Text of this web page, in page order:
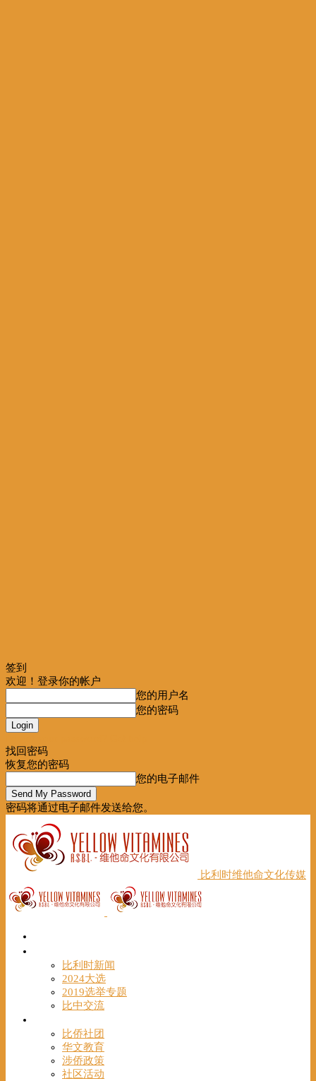
签到
欢迎！登录你的帐户
您的用户名
您的密码
找回密码
恢复您的密码
您的电子邮件
密码将通过电子邮件发送给您。
比利时维他命文化传媒
比利时新闻
2024大选
2019选举专题
比中交流
比侨社团
华文教育
涉侨政策
社区活动